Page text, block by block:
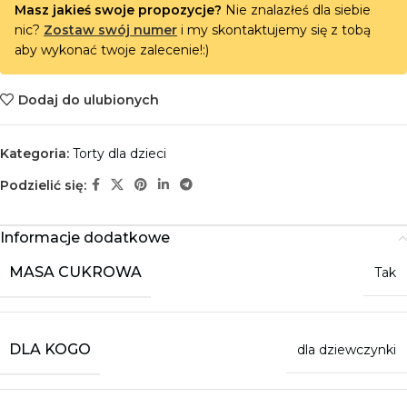
Masz jakieś swoje propozycje? Nie znalazłeś dla siebie
nic? Zostaw swój numer i my skontaktujemy się z tobą
aby wykonać twoje zalecenie!:)
Dodaj do ulubionych
Kategoria: Torty dla dzieci
Podzielić się:
Informacje dodatkowe
MASA CUKROWA
Tak
DLA KOGO dla dziewczynki